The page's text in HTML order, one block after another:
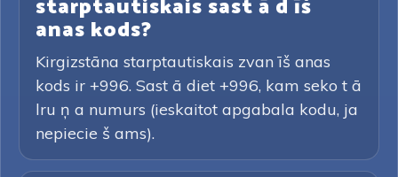
starptautiskais sast ā d īš
anas kods?
Kirgizstāna starptautiskais zvan īš anas
kods ir +996. Sast ā diet +996, kam seko t ā
lru ņ a numurs (ieskaitot apgabala kodu, ja
nepiecie š ams).